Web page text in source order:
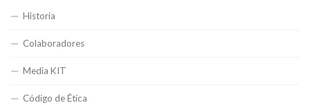
Historia
Colaboradores
Media KIT
Código de Ética